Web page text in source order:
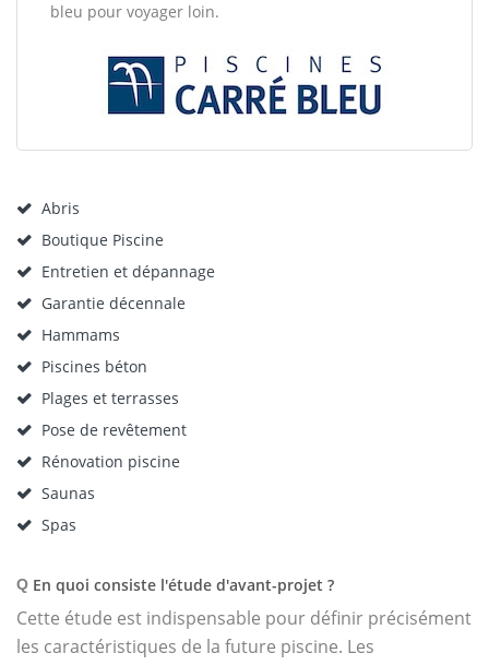
bleu pour voyager loin.
Abris
Boutique Piscine
Entretien et dépannage
Garantie décennale
Hammams
Piscines béton
Plages et terrasses
Pose de revêtement
Rénovation piscine
Saunas
Spas
Q En quoi consiste l'étude d'avant-projet ?
Cette étude est indispensable pour définir précisément
les caractéristiques de la future piscine. Les